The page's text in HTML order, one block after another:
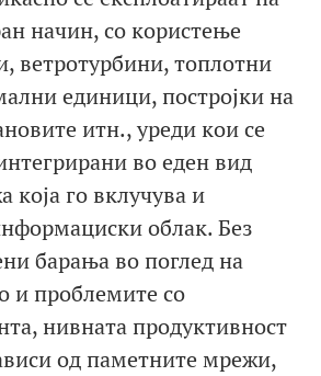
начин, со користење
ветротурбини, топлотни
единици, постројки на
итн., уреди кои се
во еден вид
која го вклучува и
облак. Без
барања во поглед на
и проблемите со
нивната продуктивност
од паметните мрежи,